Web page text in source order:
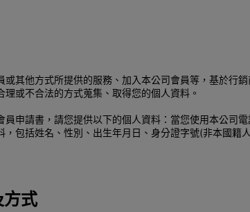
其他方式所提供的服務、加入本公司會員等，基於行
或不合法的方式蒐集、取得您的個人資料。
申請書，請您提供以下的個人資料：當您使用本公司
包括姓名、性別、出生年月日、身分證字號(非本國籍
方式